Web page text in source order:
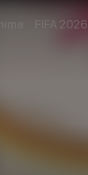
FIFA 2026